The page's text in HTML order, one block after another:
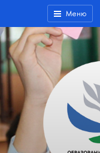
Меню